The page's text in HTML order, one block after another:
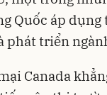
Quốc áp
phát triển
Canada